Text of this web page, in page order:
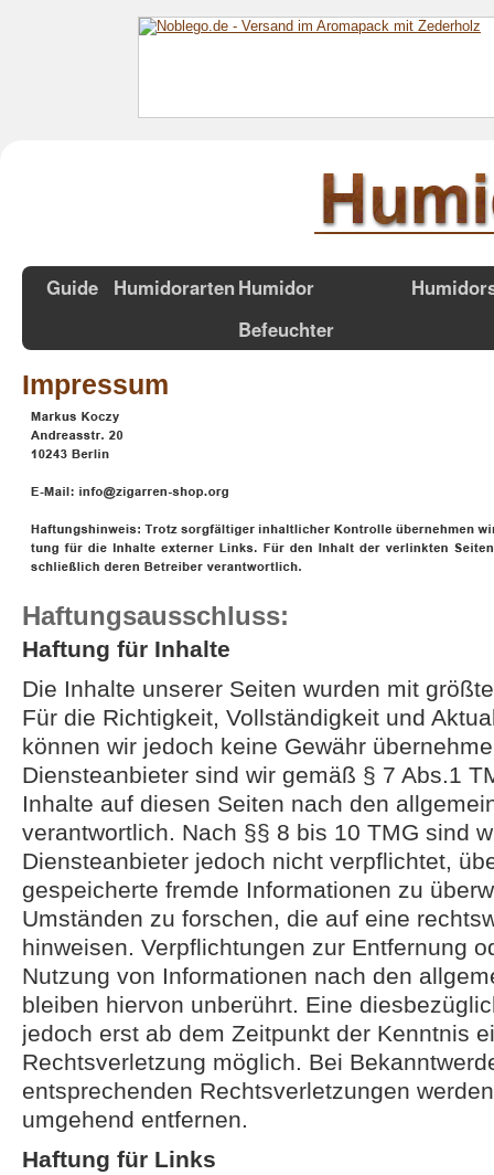
Guide HumidorartenHumidor
Befeuchter
Impressum
Haftungsausschluss:
Haftung für Inhalte
Die Inhalte unserer Seiten wurden mit
Für die Richtigkeit, Vollständigkeit und
können wir jedoch keine Gewähr
Diensteanbieter sind wir gemäß § 7 Abs.1
Inhalte auf diesen Seiten nach den
verantwortlich. Nach §§ 8 bis 10 TMG sind
Diensteanbieter jedoch nicht verpflichtet,
gespeicherte fremde Informationen zu
Umständen zu forschen, die auf eine
hinweisen. Verpflichtungen zur Entfernung
Nutzung von Informationen nach den
bleiben hiervon unberührt. Eine
jedoch erst ab dem Zeitpunkt der Kenntnis
Rechtsverletzung möglich. Bei
entsprechenden Rechtsverletzungen
umgehend entfernen.
Haftung für Links